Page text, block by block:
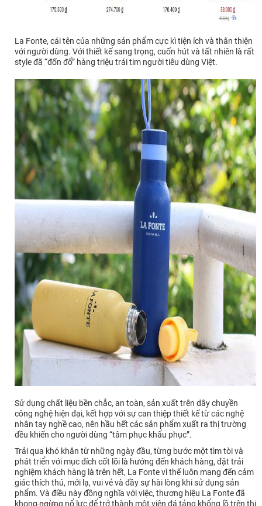
La Fonte, cái tên của những sản phẩm cực kì tiện ích và thân thiện
với người dùng. Với thiết kế sang trọng, cuốn hút và tất nhiên là rất
style đã “đốn đổ” hàng triệu trái tim người tiêu dùng Việt.
Sử dụng chất liệu bền chắc, an toàn, sản xuất trên dây chuyền
công nghệ hiện đại, kết hợp với sự can thiệp thiết kế từ các nghệ
nhân tay nghề cao, nên hầu hết các sản phẩm xuất ra thị trường
đều khiến cho người dùng “tâm phục khẩu phục”.
Trải qua khó khăn từ những ngày đầu, từng bước một tìm tòi và
phát triển với mục đích cốt lõi là hướng đến khách hàng, đặt trải
nghiệm khách hàng là trên hết, La Fonte vì thế luôn mang đến cảm
giác thích thú, mới lạ, vui vẻ và đầy sự hài lòng khi sử dụng sản
phẩm. Và điều này đồng nghĩa với việc, thương hiệu La Fonte đã
khong ngừng nổ lực để trở thành một viên đá tảng khổng lồ trên thị